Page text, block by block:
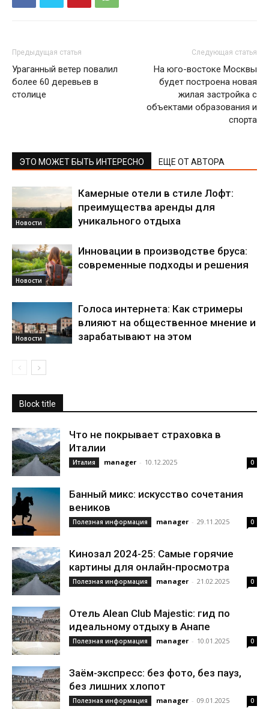
Предыдущая статья
Ураганный ветер повалил
более 60 деревьев в
столице
Следующая статья
На юго-востоке Москвы
будет построена новая
жилая застройка с
объектами образования и
спорта
ЭТО МОЖЕТ БЫТЬ ИНТЕРЕСНО ЕЩЕ ОТ АВТОРА
Новости
Камерные отели в стиле Лофт:
преимущества аренды для
уникального отдыха
Новости
Инновации в производстве бруса:
современные подходы и решения
Новости
Голоса интернета: Как стримеры
влияют на общественное мнение и
зарабатывают на этом
Block title
Что не покрывает страховка в
Италии
Италия manager - 10.12.2025 0
Банный микс: искусство сочетания
веников
Полезная информация manager - 29.11.2025 0
Кинозал 2024-25: Самые горячие
картины для онлайн-просмотра
Полезная информация manager - 21.02.2025 0
Отель Alean Club Majestic: гид по
идеальному отдыху в Анапе
Полезная информация manager - 10.01.2025 0
Заём-экспресс: без фото, без пауз,
без лишних хлопот
Полезная информация manager - 09.01.2025 0